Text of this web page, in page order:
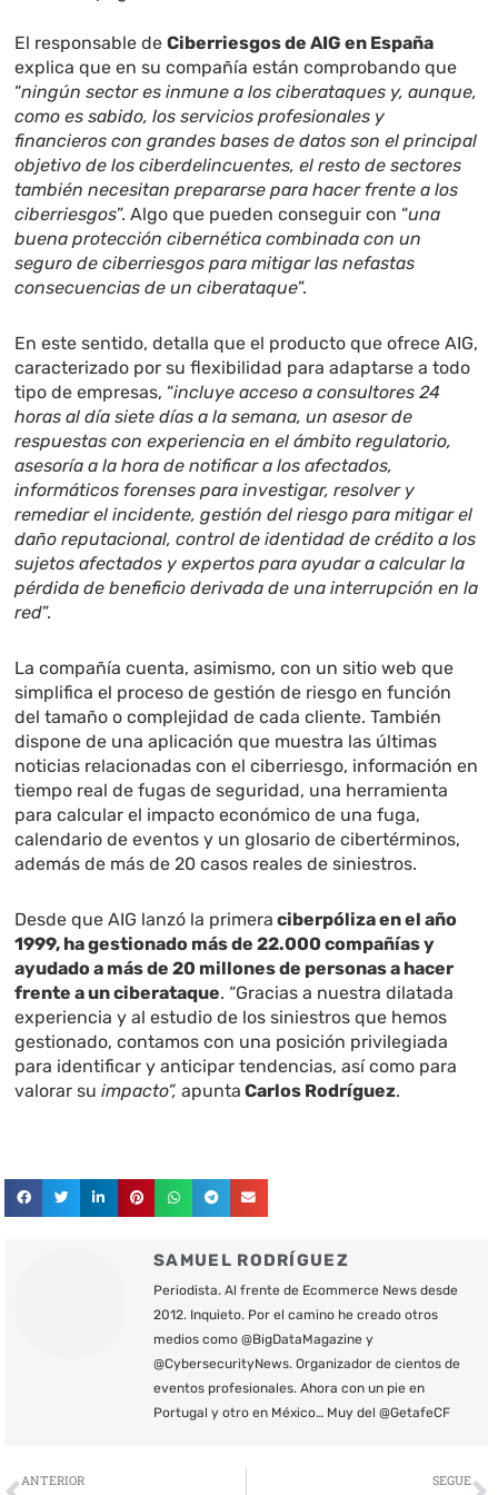
El responsable deCiberriesgos de AIG en España
explica que en su compañía están comprobando que
“ningún sector es inmune a los ciberataques y, aunque,
como es sabido, los servicios profesionales y
financieros con grandes bases de datos son el principal
objetivo de los ciberdelincuentes, el resto de sectores
también necesitan prepararse para hacer frente a los
ciberriesgos”. Algo que pueden conseguir con “una
buena protección cibernética combinada con un
seguro de ciberriesgos para mitigar las nefastas
consecuencias de un ciberataque”.
En este sentido, detalla que el producto que ofrece AIG,
caracterizado por su flexibilidad para adaptarse a todo
tipo de empresas, “incluye acceso a consultores 24
horas al día siete días a la semana, un asesor de
respuestas con experiencia en el ámbito regulatorio,
asesoría a la hora de notificar a los afectados,
informáticos forenses para investigar, resolver y
remediar el incidente, gestión del riesgo para mitigar el
daño reputacional, control de identidad de crédito a los
sujetos afectados y expertos para ayudar a calcular la
pérdida de beneficio derivada de una interrupción en la
red”.
La compañía cuenta, asimismo, con un sitio web que
simplifica el proceso de gestión de riesgo en función
del tamaño o complejidad de cada cliente. También
dispone de una aplicación que muestra las últimas
noticias relacionadas con el ciberriesgo, información en
tiempo real de fugas de seguridad, una herramienta
para calcular el impacto económico de una fuga,
calendario de eventos y un glosario de cibertérminos,
además de más de 20 casos reales de siniestros.
Desde que AIG lanzó la primera ciberpóliza en el año
1999, ha gestionado más de 22.000 compañías y
ayudado a más de 20 millones de personas a hacer
frente a un ciberataque. “Gracias a nuestra dilatada
experiencia y al estudio de los siniestros que hemos
gestionado, contamos con una posición privilegiada
para identificar y anticipar tendencias, así como para
valorar suimpacto”, apunta Carlos Rodríguez.
SAMUEL RODRÍGUEZ
Periodista. Al frente de Ecommerce News desde
2012. Inquieto. Por el camino he creado otros
medios como @BigDataMagazine y
@CybersecurityNews. Organizador de cientos de
eventos profesionales. Ahora con un pie en
Portugal y otro en México… Muy del @GetafeCF
Ant
ANTERIOR SEGUE